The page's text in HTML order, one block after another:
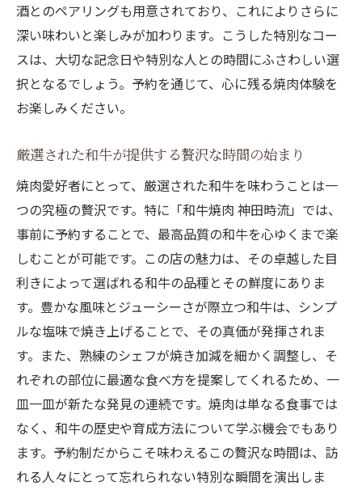
酒とのペアリングも用意されており、これによりさらに
深い味わいと楽しみが加わります。こうした特別なコー
スは、大切な記念日や特別な人との時間にふさわしい選
択となるでしょう。予約を通じて、心に残る焼肉体験を
お楽しみください。
厳選された和牛が提供する贅沢な時間の始まり
焼肉愛好者にとって、厳選された和牛を味わうことは一
つの究極の贅沢です。特に「和牛焼肉 神田時流」では、
事前に予約することで、最高品質の和牛を心ゆくまで楽
しむことが可能です。この店の魅力は、その卓越した目
利きによって選ばれる和牛の品種とその鮮度にありま
す。豊かな風味とジューシーさが際立つ和牛は、シンプ
ルな塩味で焼き上げることで、その真価が発揮されま
す。また、熟練のシェフが焼き加減を細かく調整し、そ
れぞれの部位に最適な食べ方を提案してくれるため、一
皿一皿が新たな発見の連続です。焼肉は単なる食事では
なく、和牛の歴史や育成方法について学ぶ機会でもあり
ます。予約制だからこそ味わえるこの贅沢な時間は、訪
れる人々にとって忘れられない特別な瞬間を演出しま